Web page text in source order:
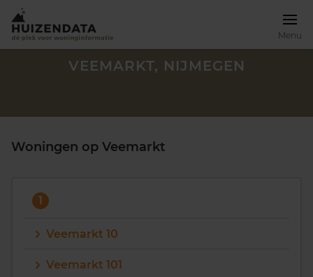
Menu
VEEMARKT, NIJMEGEN
Woningen op Veemarkt
1
Veemarkt 10
Veemarkt 101